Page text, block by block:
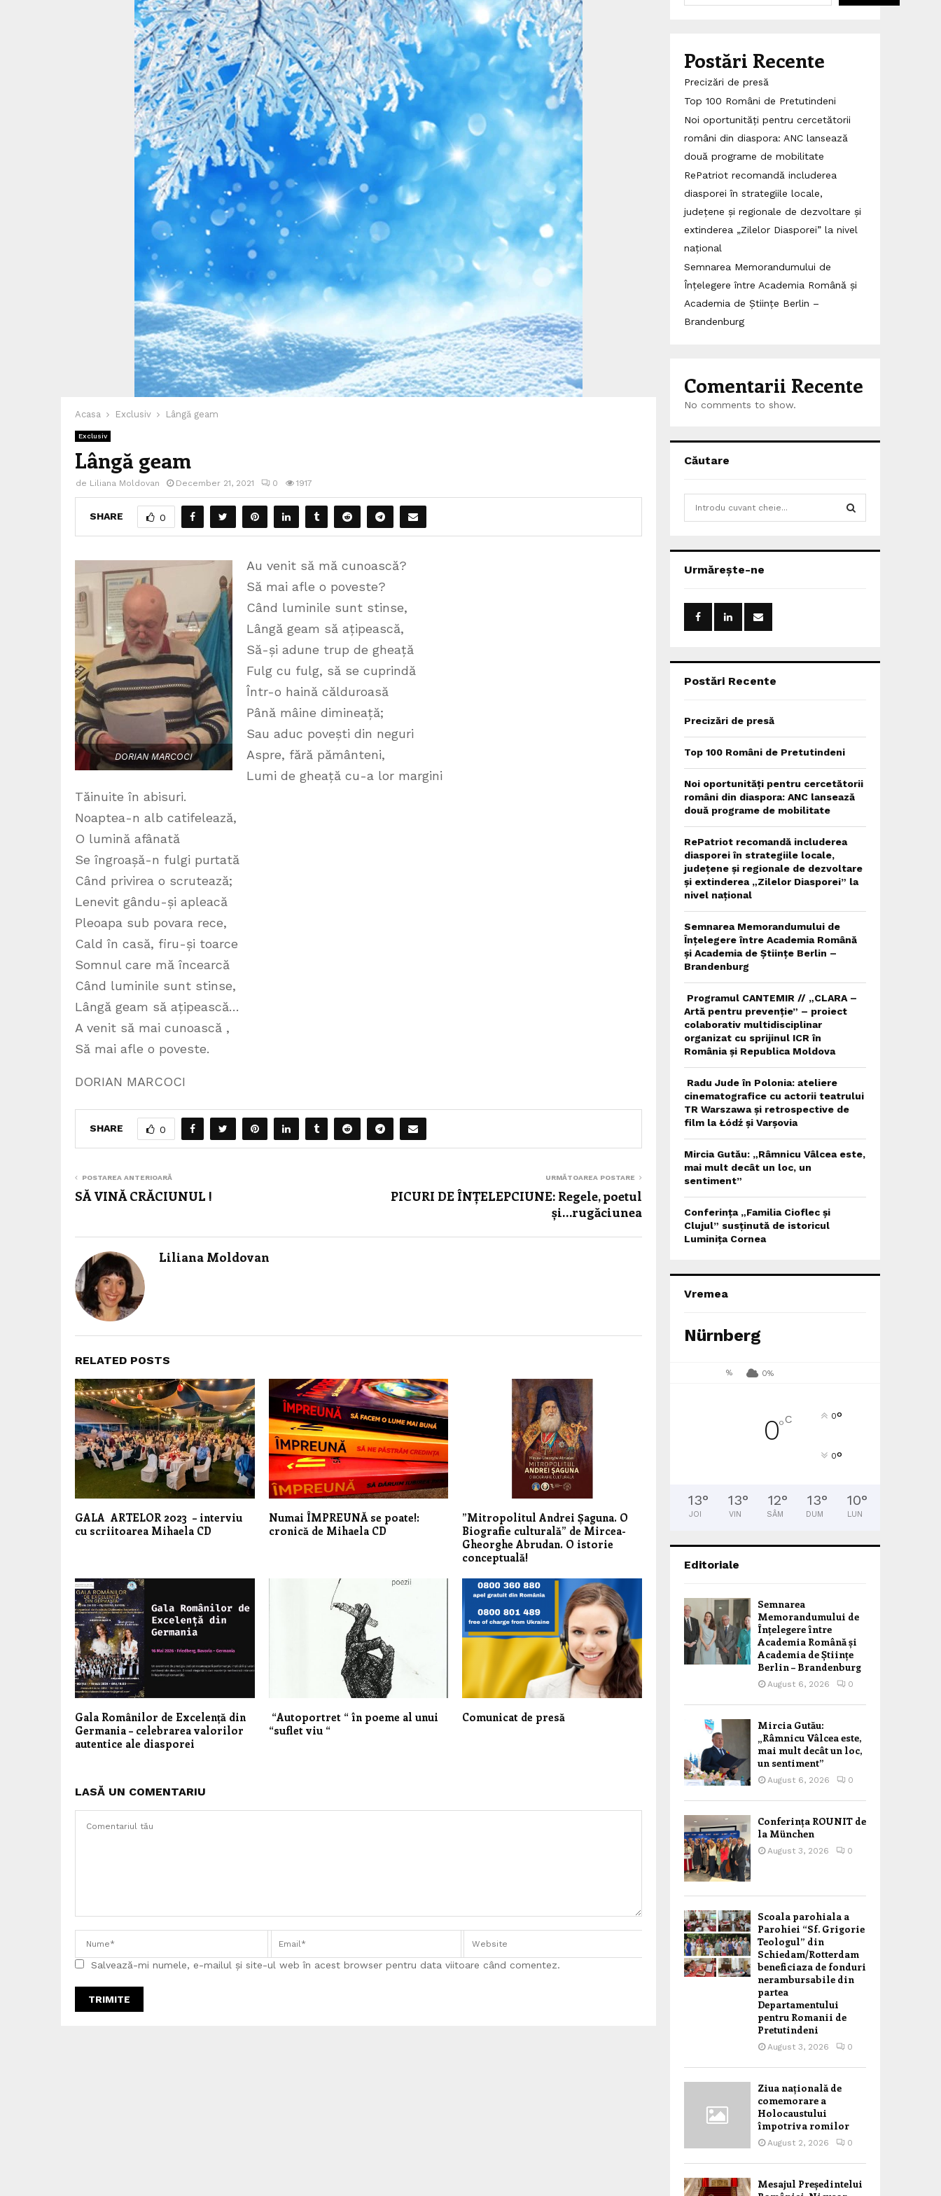
Acasa Exclusiv Lângă geam
Exclusiv
Lângă geam
de Liliana Moldovan December 21, 2021 0 1917
SHARE 0
DORIAN MARCOCI
Au venit să mă cunoască?
Să mai afle o poveste?
Când luminile sunt stinse,
Lângă geam să ațipească,
Să-și adune trup de gheață
Fulg cu fulg, să se cuprindă
Într-o haină călduroasă
Până mâine dimineață;
Sau aduc povești din neguri
Aspre, fără pământeni,
Lumi de gheață cu-a lor margini
Tăinuite în abisuri.
Noaptea-n alb catifelează,
O lumină afânată
Se îngroașă-n fulgi purtată
Când privirea o scrutează;
Lenevit gându-și apleacă
Pleoapa sub povara rece,
Cald în casă, firu-și toarce
Somnul care mă încearcă
Când luminile sunt stinse,
Lângă geam să ațipească…
A venit să mai cunoască ,
Să mai afle o poveste.
DORIAN MARCOCI
SHARE 0
POSTAREA ANTERIOARĂ
SĂ VINĂ CRĂCIUNUL !
URMĂTOAREA POSTARE
PICURI DE ÎNȚELEPCIUNE: Regele, poetul
și…rugăciunea
Liliana Moldovan
RELATED POSTS
GALA ARTELOR 2023 – interviu
cu scriitoarea Mihaela CD
Numai ÎMPREUNĂ se poate!:
cronică de Mihaela CD
”Mitropolitul Andrei Șaguna. O
Biografie culturală” de Mircea-
Gheorghe Abrudan. O istorie
conceptuală!
Gala Românilor de Excelență din
Germania – celebrarea valorilor
autentice ale diasporei
“Autoportret “ în poeme al unui
“suflet viu “
Comunicat de presă
LASĂ UN COMENTARIU
Salvează-mi numele, e-mailul și site-ul web în acest browser pentru data viitoare când comentez.
Postări Recente
Precizări de presă
Top 100 Români de Pretutindeni
Noi oportunități pentru cercetătorii
români din diaspora: ANC lansează
două programe de mobilitate
RePatriot recomandă includerea
diasporei în strategiile locale,
județene și regionale de dezvoltare și
extinderea „Zilelor Diasporei” la nivel
național
Semnarea Memorandumului de
Înțelegere între Academia Română și
Academia de Științe Berlin –
Brandenburg
Comentarii Recente
No comments to show.
Căutare
h
o
:
Urmărește-ne
Postări Recente
Precizări de presă
Top 100 Români de Pretutindeni
Noi oportunități pentru cercetătorii
români din diaspora: ANC lansează
două programe de mobilitate
RePatriot recomandă includerea
diasporei în strategiile locale,
județene și regionale de dezvoltare
și extinderea „Zilelor Diasporei” la
nivel național
Semnarea Memorandumului de
Înțelegere între Academia Română
și Academia de Științe Berlin –
Brandenburg
Programul CANTEMIR // „CLARA –
Artă pentru prevenție” – proiect
colaborativ multidisciplinar
organizat cu sprijinul ICR în
România și Republica Moldova
Radu Jude în Polonia: ateliere
cinematografice cu actorii teatrului
TR Warszawa și retrospective de
film la Łódź și Varșovia
Mircia Gutău: „Râmnicu Vâlcea este,
mai mult decât un loc, un
sentiment”
Conferința „Familia Cioflec și
Clujul” susținută de istoricul
Luminița Cornea
Vremea
Nürnberg
% 0%
0°C 0°
0°
13°
JOI
13°
VIN
12°
SÂM
13°
DUM
10°
LUN
Editoriale
Semnarea
Memorandumului de
Înțelegere între
Academia Română și
Academia de Științe
Berlin – Brandenburg
August 6, 2026 0
Mircia Gutău:
„Râmnicu Vâlcea este,
mai mult decât un loc,
un sentiment”
August 6, 2026 0
Conferința ROUNIT de
la München
August 3, 2026 0
Scoala parohiala a
Parohiei “Sf. Grigorie
Teologul” din
Schiedam/Rotterdam
beneficiaza de fonduri
nerambursabile din
partea
Departamentului
pentru Romanii de
Pretutindeni
August 3, 2026 0
Ziua națională de
comemorare a
Holocaustului
împotriva romilor
August 2, 2026 0
Mesajul Președintelui